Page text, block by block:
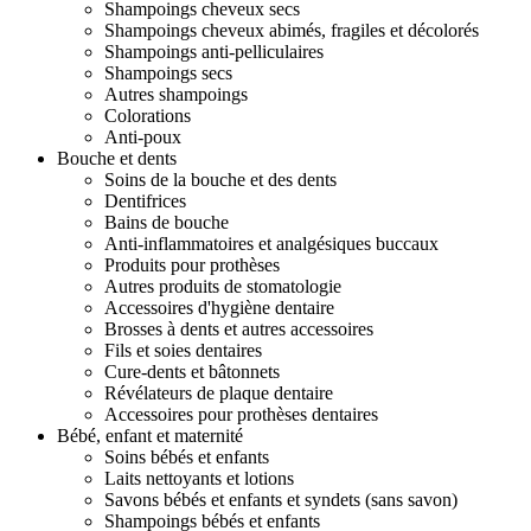
Shampoings cheveux secs
Shampoings cheveux abimés, fragiles et décolorés
Shampoings anti-pelliculaires
Shampoings secs
Autres shampoings
Colorations
Anti-poux
Bouche et dents
Soins de la bouche et des dents
Dentifrices
Bains de bouche
Anti-inflammatoires et analgésiques buccaux
Produits pour prothèses
Autres produits de stomatologie
Accessoires d'hygiène dentaire
Brosses à dents et autres accessoires
Fils et soies dentaires
Cure-dents et bâtonnets
Révélateurs de plaque dentaire
Accessoires pour prothèses dentaires
Bébé, enfant et maternité
Soins bébés et enfants
Laits nettoyants et lotions
Savons bébés et enfants et syndets (sans savon)
Shampoings bébés et enfants